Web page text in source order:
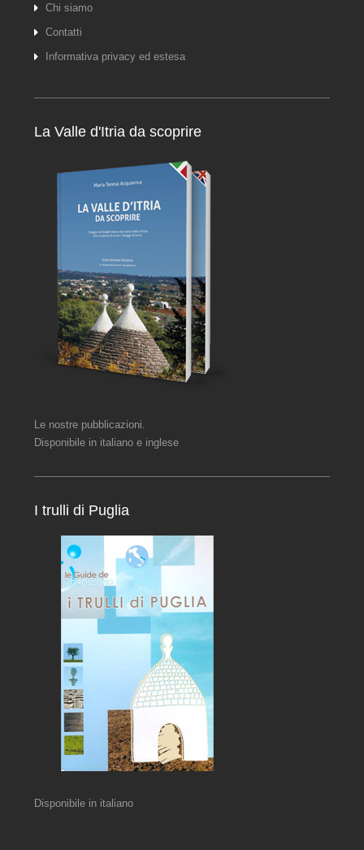
Chi siamo
Contatti
Informativa privacy ed estesa
La Valle d'Itria da scoprire
Le nostre pubblicazioni.
Disponibile in italiano e inglese
I trulli di Puglia
Disponibile in italiano